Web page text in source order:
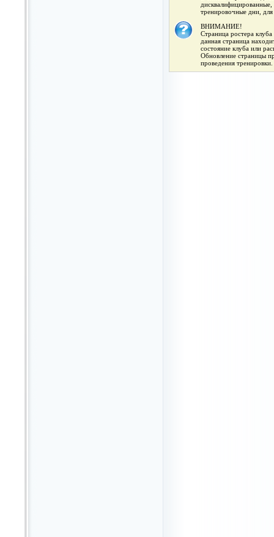
тренировочные дни,
ВНИМАНИЕ!
Страница ростера
данная страница
состояние клуба или
Обновление страницы
проведения тренировки.